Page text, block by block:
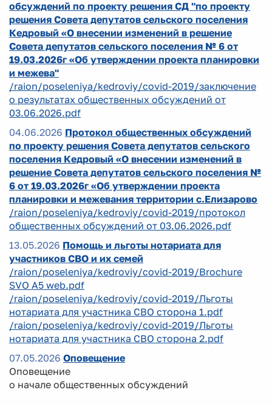
обсуждений по проекту решения СД "по проекту
решения Совета депутатов сельского поселения
Кедровый «О внесении изменений в решение
Совета депутатов сельского поселения № 6 от
19.03.2026г «Об утверждении проекта планировки
и межева"
/raion/poseleniya/kedroviy/covid-2019/заключение
о результатах общественных обсуждений от
03.06.2026.pdf
04.06.2026 Протокол общественных обсуждений
по проекту решения Совета депутатов сельского
поселения Кедровый «О внесении изменений в
решение Совета депутатов сельского поселения №
6 от 19.03.2026г «Об утверждении проекта
планировки и межевания территории с.Елизарово
/raion/poseleniya/kedroviy/covid-2019/протокол
общественных обсуждений от 03.06.2026.pdf
13.05.2026 Помощь и льготы нотариата для
участников СВО и их семей
/raion/poseleniya/kedroviy/covid-2019/Brochure
SVO A5 web.pdf
/raion/poseleniya/kedroviy/covid-2019/Льготы
нотариата для участника СВО сторона 1.pdf
/raion/poseleniya/kedroviy/covid-2019/Льготы
нотариата для участника СВО сторона 2.pdf
07.05.2026 Оповещение
Оповещение
о начале общественных обсуждений